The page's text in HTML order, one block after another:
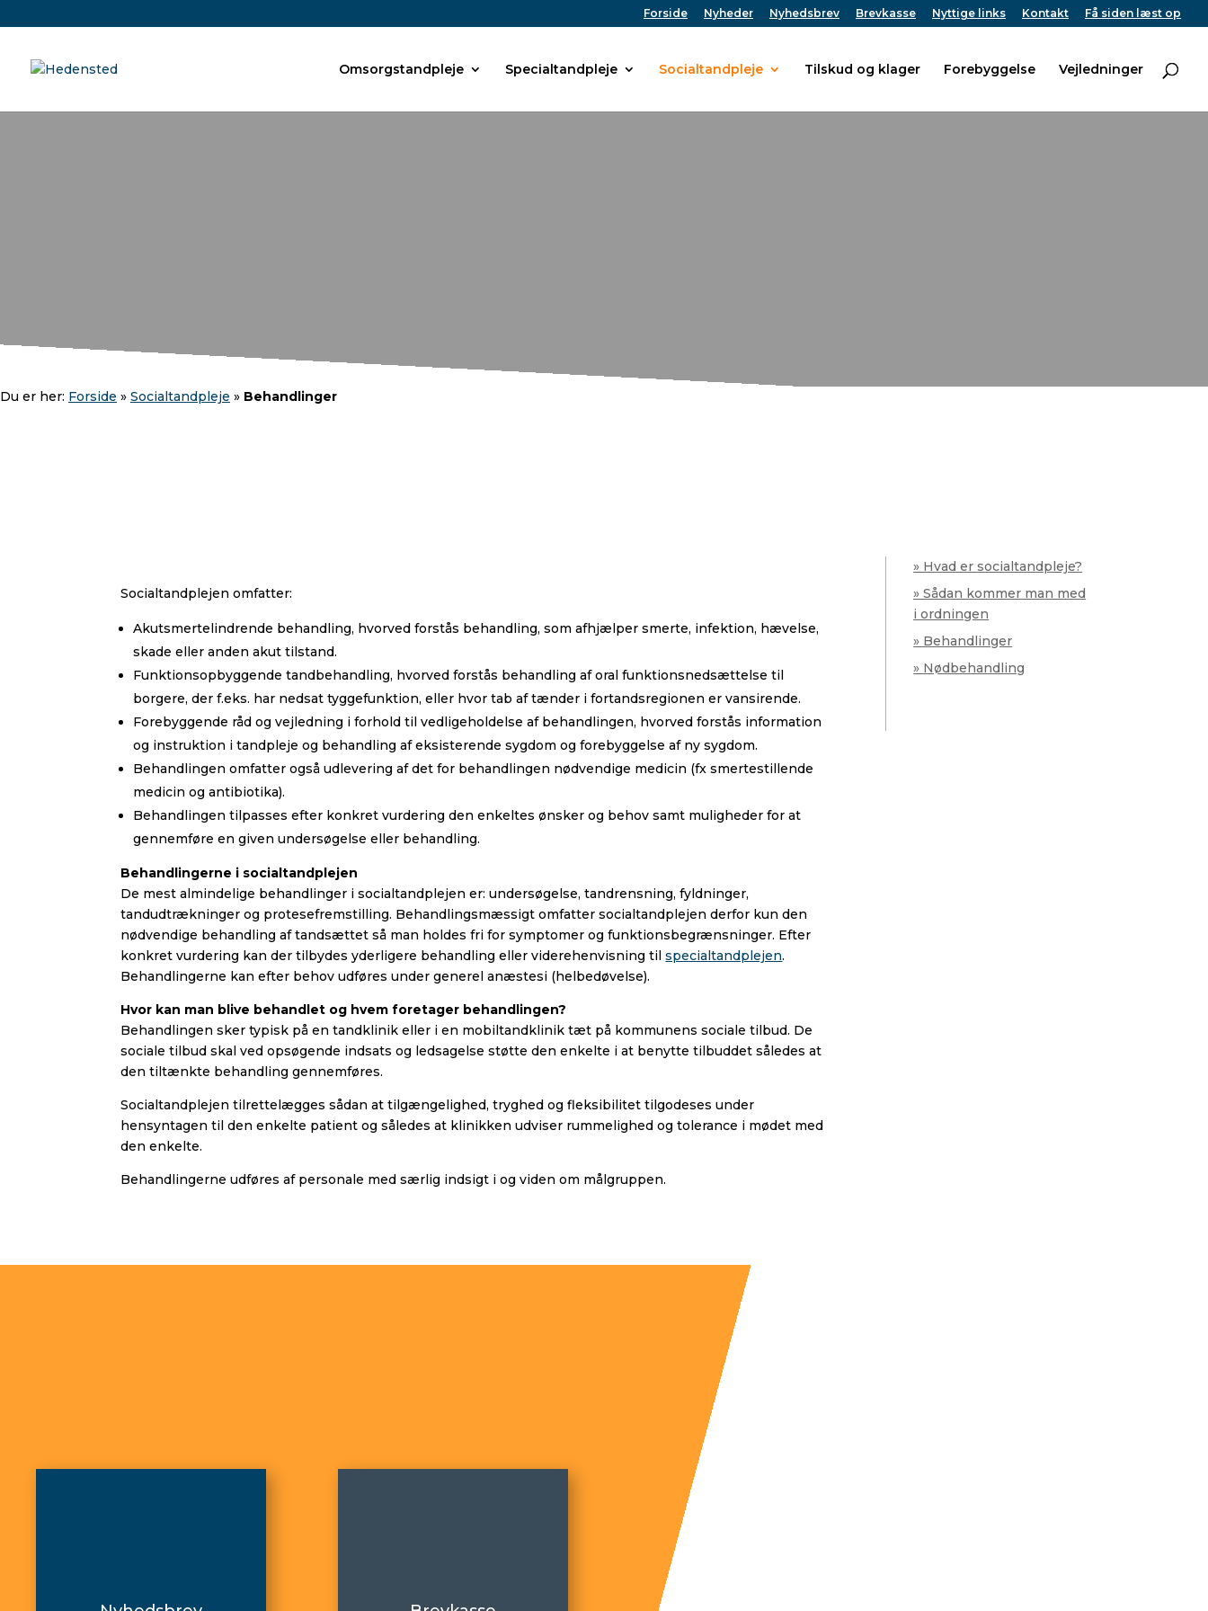
Forside Nyheder Nyhedsbrev Brevkasse Nyttige links Kontakt Få siden læst op
Omsorgstandpleje Specialtandpleje Socialtandpleje Tilskud og klager Forebyggelse Vejledninger
Du er her: Forside » Socialtandpleje » Behandlinger
Socialtandplejen omfatter:
Akutsmertelindrende behandling, hvorved forstås behandling, som afhjælper smerte, infektion, hævelse,
skade eller anden akut tilstand.
Funktionsopbyggende tandbehandling, hvorved forstås behandling af oral funktionsnedsættelse til
borgere, der f.eks. har nedsat tyggefunktion, eller hvor tab af tænder i fortandsregionen er vansirende.
Forebyggende råd og vejledning i forhold til vedligeholdelse af behandlingen, hvorved forstås information
og instruktion i tandpleje og behandling af eksisterende sygdom og forebyggelse af ny sygdom.
Behandlingen omfatter også udlevering af det for behandlingen nødvendige medicin (fx smertestillende
medicin og antibiotika).
Behandlingen tilpasses efter konkret vurdering den enkeltes ønsker og behov samt muligheder for at
gennemføre en given undersøgelse eller behandling.
Behandlingerne i socialtandplejen
De mest almindelige behandlinger i socialtandplejen er: undersøgelse, tandrensning, fyldninger,
tandudtrækninger og protesefremstilling. Behandlingsmæssigt omfatter socialtandplejen derfor kun den
nødvendige behandling af tandsættet så man holdes fri for symptomer og funktionsbegrænsninger. Efter
konkret vurdering kan der tilbydes yderligere behandling eller viderehenvisning tilspecialtandplejen.
Behandlingerne kan efter behov udføres under generel anæstesi (helbedøvelse).
Hvor kan man blive behandlet og hvem foretager behandlingen?
Behandlingen sker typisk på en tandklinik eller i en mobiltandklinik tæt på kommunens sociale tilbud. De
sociale tilbud skal ved opsøgende indsats og ledsagelse støtte den enkelte i at benytte tilbuddet således at
den tiltænkte behandling gennemføres.
Socialtandplejen tilrettelægges sådan at tilgængelighed, tryghed og fleksibilitet tilgodeses under
hensyntagen til den enkelte patient og således at klinikken udviser rummelighed og tolerance i mødet med
den enkelte.
Behandlingerne udføres af personale med særlig indsigt i og viden om målgruppen.
» Hvad er socialtandpleje?
» Sådan kommer man med
i ordningen
» Behandlinger
» Nødbehandling